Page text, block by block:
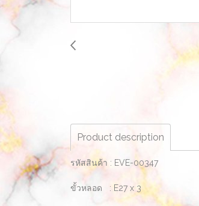
Product description
รหัสสินค้า : EVE-00347
ขั้วหลอด : E27 x 3